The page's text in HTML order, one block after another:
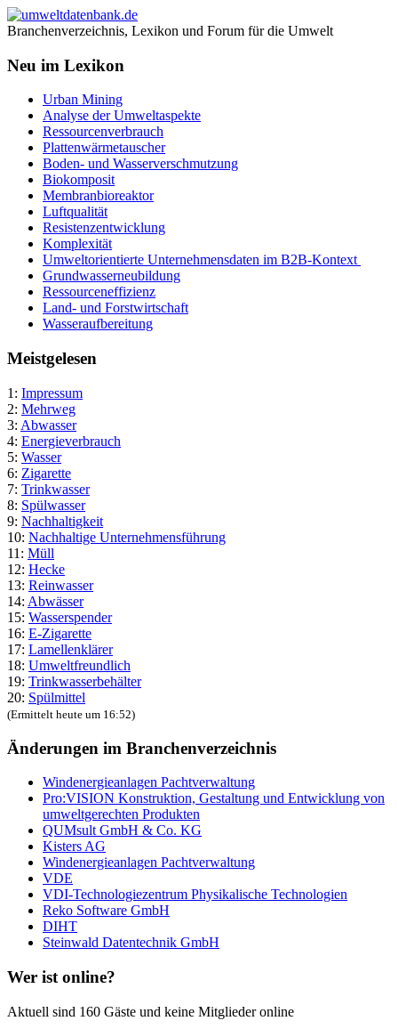
Branchenverzeichnis, Lexikon und Forum für die Umwelt
Neu im Lexikon
Urban Mining
Analyse der Umweltaspekte
Ressourcenverbrauch
Plattenwärmetauscher
Boden- und Wasserverschmutzung
Biokomposit
Membranbioreaktor
Luftqualität
Resistenzentwicklung
Komplexität
Umweltorientierte Unternehmensdaten im B2B-Kontext
Grundwasserneubildung
Ressourceneffizienz
Land- und Forstwirtschaft
Wasseraufbereitung
Meistgelesen
1: Impressum
2: Mehrweg
3: Abwasser
4: Energieverbrauch
5: Wasser
6: Zigarette
7: Trinkwasser
8: Spülwasser
9: Nachhaltigkeit
10: Nachhaltige Unternehmensführung
11: Müll
12: Hecke
13: Reinwasser
14: Abwässer
15: Wasserspender
16: E-Zigarette
17: Lamellenklärer
18: Umweltfreundlich
19: Trinkwasserbehälter
20: Spülmittel
(Ermittelt heute um 16:52)
Änderungen im Branchenverzeichnis
Windenergieanlagen Pachtverwaltung
Pro:VISION Konstruktion, Gestaltung und Entwicklung von
umweltgerechten Produkten
QUMsult GmbH & Co. KG
Kisters AG
Windenergieanlagen Pachtverwaltung
VDE
VDI-Technologiezentrum Physikalische Technologien
Reko Software GmbH
DIHT
Steinwald Datentechnik GmbH
Wer ist online?
Aktuell sind 160 Gäste und keine Mitglieder online